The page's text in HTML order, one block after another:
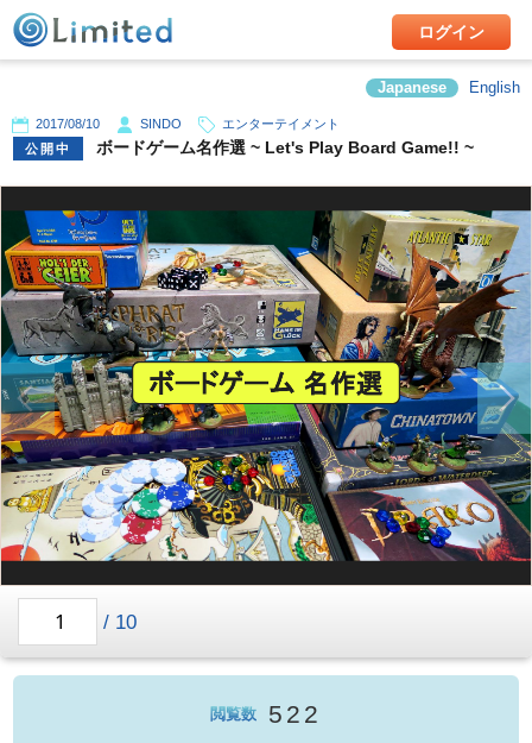
ログイン
Japanese English
2017/08/10 SINDO
エンターテイメント
公開中
ボードゲーム名作選 ~ Let's Play Board Game!! ~
/ 10
閲覧数 522